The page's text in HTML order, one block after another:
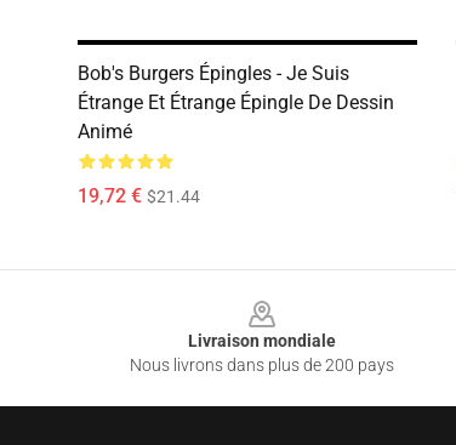
Bob's Burgers Épingles - Je Suis
Étrange Et Étrange Épingle De Dessin
Animé
19,72 € $21.44
Livraison mondiale
Nous livrons dans plus de 200 pays